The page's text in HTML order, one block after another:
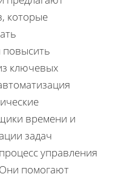
которые
ключевых
времени и
задач
управления
помогают